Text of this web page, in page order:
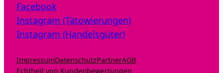
Facebook
Instagram (Tätowierungen)
Instagram (Handelsgüter)
ImpressumDatenschutzPartnerAGB
Echtheit von Kundenbewertungen